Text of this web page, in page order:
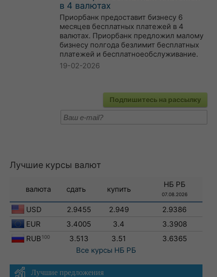
в 4 валютах
Приорбанк предоставит бизнесу 6
месяцев бесплатных платежей в 4
валютах. Приорбанк предложил малому
бизнесу полгода безлимит бесплатных
платежей и бесплатноеобслуживание.
19-02-2026
Подпишитесь на рассылку
Лучшие курсы валют
валюта сдать купить
НБ РБ
07.08.2026
USD 2.9455 2.949
2.9386
EUR
3.4005 3.4
3.3908
RUB 100 3.513 3.51
3.6365
Все курсы НБ РБ
Лучшие предложения